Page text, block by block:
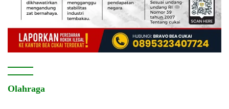
Olahraga